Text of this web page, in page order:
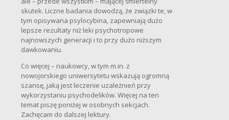
skutek. Liczne badania dowodzą, że związki te, w
tym opisywana psylocybina, zapewniają dużo
lepsze rezultaty niż leki psychotropowe
najnowszych generacji i to przy dużo niższym
dawkowaniu.
Co więcej – naukowcy, w tym m.in. z
nowojorskiego uniwersytetu wskazują ogromną
szansę, jaką jest leczenie uzależnień przy
wykorzystaniu psychodelików. Więcej na ten
temat piszę poniżej w osobnych sekcjach.
Zachęcam do dalszej lektury.